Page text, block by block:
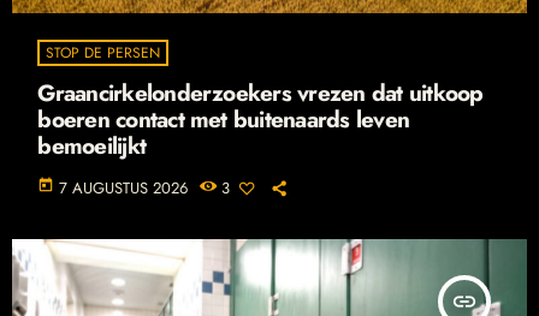
STOP DE PERSEN
Graancirkelonderzoekers vrezen dat uitkoop
boeren contact met buitenaards leven
bemoeilijkt
today 7 AUGUSTUS 2026 3
insert_link